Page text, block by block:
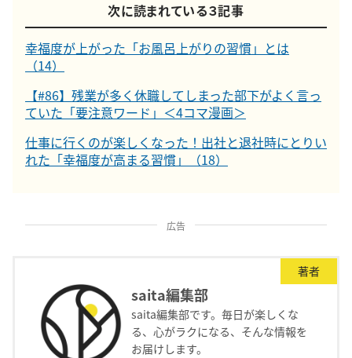
次に読まれている３記事
幸福度が上がった「お風呂上がりの習慣」とは
（14）
【#86】残業が多く休職してしまった部下がよく言っ
ていた「要注意ワード」＜4コマ漫画＞
仕事に行くのが楽しくなった！出社と退社時にとりい
れた「幸福度が高まる習慣」（18）
広告
著者
saita編集部
saita編集部です。毎日が楽しくな
る、心がラクになる、そんな情報を
お届けします。